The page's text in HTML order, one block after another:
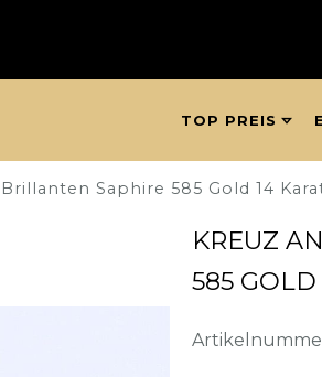
TOP PREIS
Saphire 585 Gold 14
KREUZ
585